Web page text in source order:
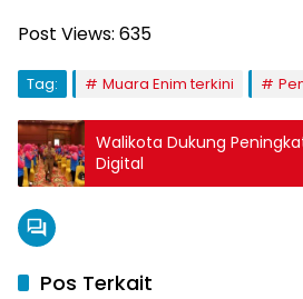
Post Views: 635
Tag: Muara Enim terkini
Walikota Dukung
Digital
Pos Terkait